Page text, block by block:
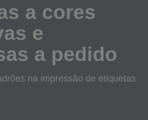
a cores
e
a pedido
na impressão de etiquetas